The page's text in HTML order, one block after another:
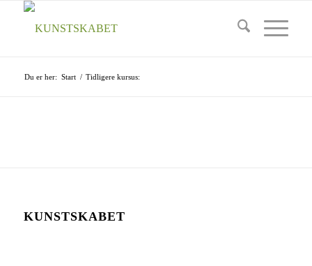
Du er her: Start / Tidligere kursus:
KUNSTSKABET